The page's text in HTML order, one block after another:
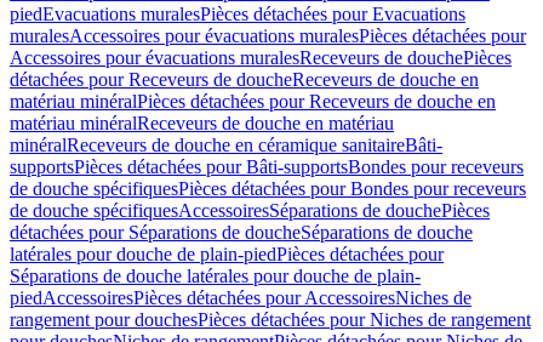
piedEvacuations muralesPièces détachées pour Evacuations
muralesAccessoires pour évacuations muralesPièces détachées pour
Accessoires pour évacuations muralesReceveurs de douchePièces
détachées pour Receveurs de doucheReceveurs de douche en
matériau minéralPièces détachées pour Receveurs de douche en
matériau minéralReceveurs de douche en matériau
minéralReceveurs de douche en céramique sanitaireBâti-
supportsPièces détachées pour Bâti-supportsBondes pour receveurs
de douche spécifiquesPièces détachées pour Bondes pour receveurs
de douche spécifiquesAccessoiresSéparations de douchePièces
détachées pour Séparations de doucheSéparations de douche
latérales pour douche de plain-piedPièces détachées pour
Séparations de douche latérales pour douche de plain-
piedAccessoiresPièces détachées pour AccessoiresNiches de
rangement pour douchesPièces détachées pour Niches de rangement